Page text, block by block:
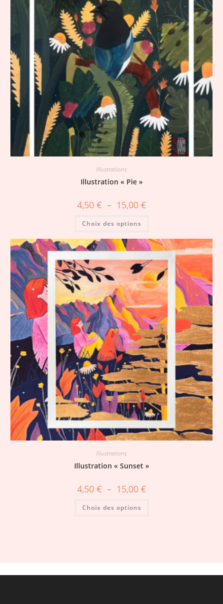
Illustrations
Illustration « Pie »
4,50 € – 15,00 €
Choix des options
Illustrations
Illustration « Sunset »
4,50 € – 15,00 €
Choix des options